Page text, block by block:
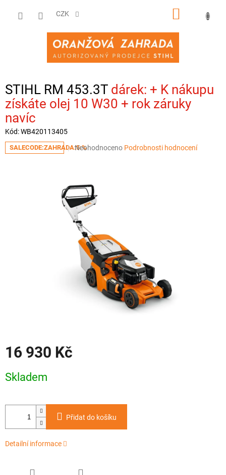
CZK
NÁKUPNÍ
STIHL RM 453.3T
+ K nákupu
získáte olej 10 W30 + rok záruky
navíc
Kód:WB420113405
SALECODE:ZAHRADA:5:%Průměrné
0,0
z
5
hvězdiček.
Neohodnoceno Podrobnosti hodnocení
16 930 Kč
cena:
Skladem
Přidat do košíku
Detailní informace